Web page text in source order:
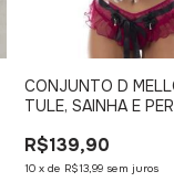
CONJUNTO D
TULE, SAINHA E
R$139,90
10 xde R$13,99 sem juros